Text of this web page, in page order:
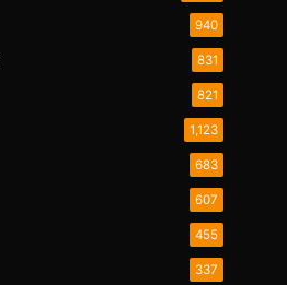
940
831
821
1,123
683
607
455
337